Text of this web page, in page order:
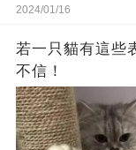
2024/01/16
若一只貓有這些
不信！